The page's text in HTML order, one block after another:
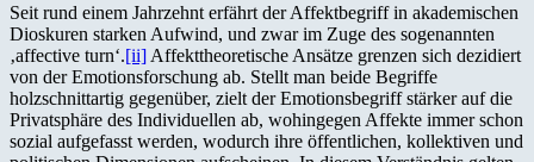
Seit rund einem Jahrzehnt erfährt der Affektbegriff in akademischen
Dioskuren starken Aufwind, und zwar im Zuge des sogenannten
‚affective turn‘.[ii] Affekttheoretische Ansätze grenzen sich dezidiert
von der Emotionsforschung ab. Stellt man beide Begriffe
holzschnittartig gegenüber, zielt der Emotionsbegriff stärker auf die
Privatsphäre des Individuellen ab, wohingegen Affekte immer schon
sozial aufgefasst werden, wodurch ihre öffentlichen, kollektiven und